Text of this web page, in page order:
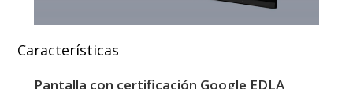
Características
Pantalla con certificación Google EDLA